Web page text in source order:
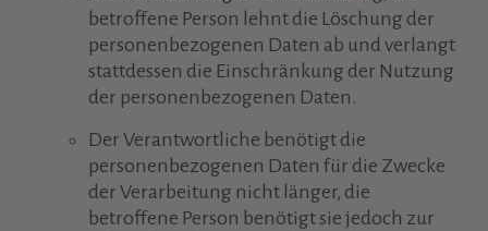
betroffene Person lehnt die Löschung der
personenbezogenen Daten ab und verlangt
stattdessen die Einschränkung der Nutzung
der personenbezogenen Daten.
Der Verantwortliche benötigt die
personenbezogenen Daten für die Zwecke
der Verarbeitung nicht länger, die
betroffene Person benötigt sie jedoch zur